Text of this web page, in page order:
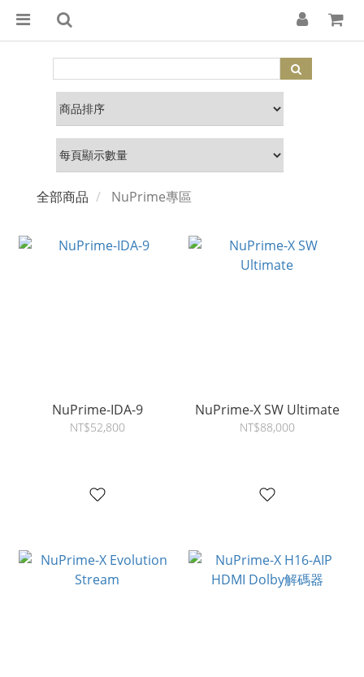
全部商品 NuPrime專區
NuPrime-IDA-9
NT$52,800
NuPrime-X SW Ultimate
NT$88,000